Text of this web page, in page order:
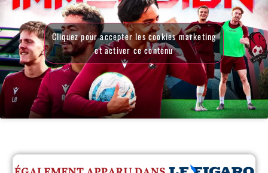
Cliquez pour accepter les cookies marketing
et activer ce contenu